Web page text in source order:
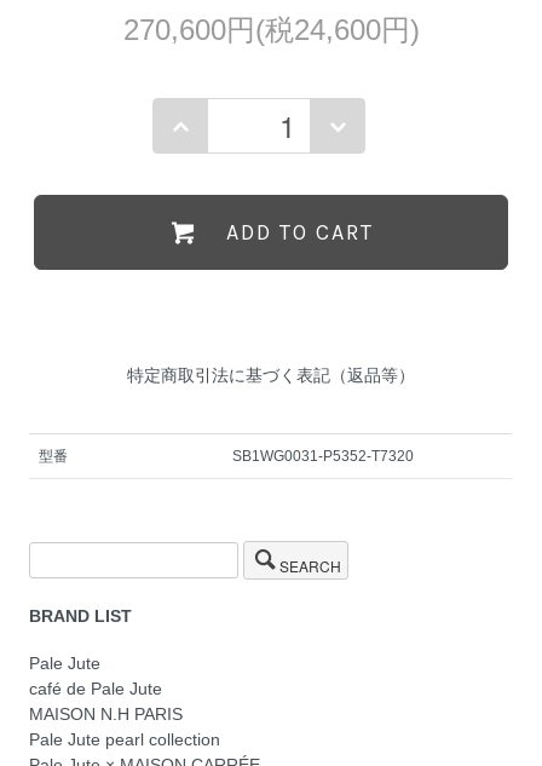
270,600円(税24,600円)
ADD TO CART
特定商取引法に基づく表記（返品等）
型番 SB1WG0031-P5352-T7320
SEARCH
BRAND LIST
Pale Jute
café de Pale Jute
MAISON N.H PARIS
Pale Jute pearl collection